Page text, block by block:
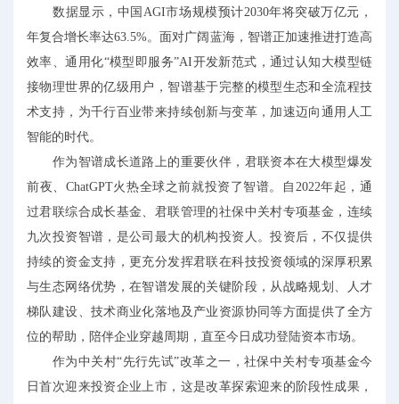
数据显示，中国AGI市场规模预计2030年将突破万亿元，
年复合增长率达63.5%。面对广阔蓝海，智谱正加速推进打造高
效率、通用化“模型即服务”AI开发新范式，通过认知大模型链
接物理世界的亿级用户，智谱基于完整的模型生态和全流程技
术支持，为千行百业带来持续创新与变革，加速迈向通用人工
智能的时代。
作为智谱成长道路上的重要伙伴，君联资本在大模型爆发
前夜、ChatGPT火热全球之前就投资了智谱。自2022年起，通
过君联综合成长基金、君联管理的社保中关村专项基金，连续
九次投资智谱，是公司最大的机构投资人。投资后，不仅提供
持续的资金支持，更充分发挥君联在科技投资领域的深厚积累
与生态网络优势，在智谱发展的关键阶段，从战略规划、人才
梯队建设、技术商业化落地及产业资源协同等方面提供了全方
位的帮助，陪伴企业穿越周期，直至今日成功登陆资本市场。
作为中关村“先行先试”改革之一，社保中关村专项基金今
日首次迎来投资企业上市，这是改革探索迎来的阶段性成果，